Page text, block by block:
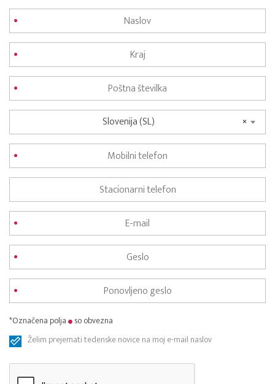
×
Slovenija (SL)
*Označena polja
so obvezna
Želim prejemati tedenske novice na moj e-mail naslov